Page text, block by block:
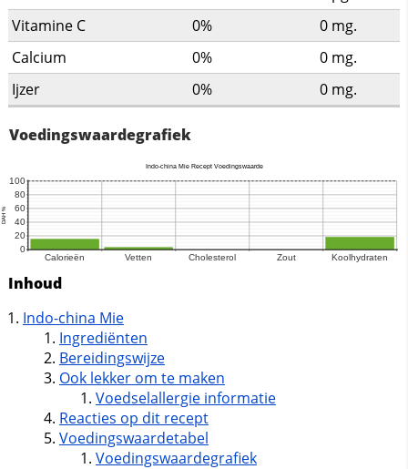
Vitamine C
0% 0 mg.
Calcium
0% 0 mg.
Ijzer
0% 0 mg.
Voedingswaardegrafiek
Inhoud
Indo-china Mie
Ingrediënten
Bereidingswijze
Ook lekker om te maken
Voedselallergie informatie
Reacties op dit recept
Voedingswaardetabel
Voedingswaardegrafiek